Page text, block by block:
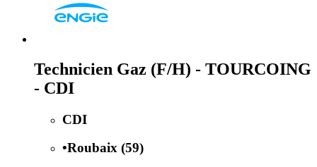
Technicien Gaz (F/H) - TOURCOING
- CDI
CDI
•Roubaix (59)